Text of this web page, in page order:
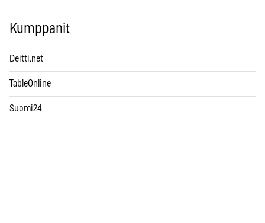
Kumppanit
Deitti.net
TableOnline
Suomi24